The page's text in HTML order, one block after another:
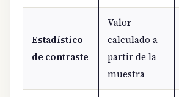
Estadístico
de contraste
Valor
calculado a
partir de la
muestra